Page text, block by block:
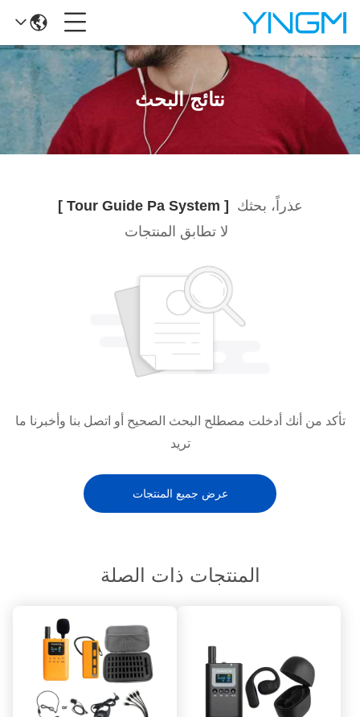
نتائج البحث
عذراً، بحثك
[ Tour Guide Pa System ]
لا تطابق المنتجات
تأكد من أنك أدخلت مصطلح البحث الصحيح أو اتصل بنا وأخبرنا ما
تريد
عرض جميع المنتجات
المنتجات ذات الصلة